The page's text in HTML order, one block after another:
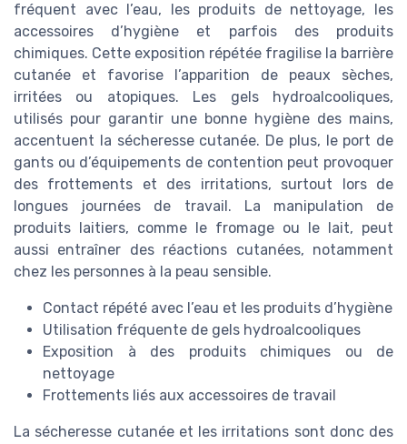
fréquent avec l’eau, les produits de nettoyage, les
accessoires d’hygiène et parfois des produits
chimiques. Cette exposition répétée fragilise la barrière
cutanée et favorise l’apparition de peaux sèches,
irritées ou atopiques. Les gels hydroalcooliques,
utilisés pour garantir une bonne hygiène des mains,
accentuent la sécheresse cutanée. De plus, le port de
gants ou d’équipements de contention peut provoquer
des frottements et des irritations, surtout lors de
longues journées de travail. La manipulation de
produits laitiers, comme le fromage ou le lait, peut
aussi entraîner des réactions cutanées, notamment
chez les personnes à la peau sensible.
Contact répété avec l’eau et les produits d’hygiène
Utilisation fréquente de gels hydroalcooliques
Exposition à des produits chimiques ou de
nettoyage
Frottements liés aux accessoires de travail
La sécheresse cutanée et les irritations sont donc des